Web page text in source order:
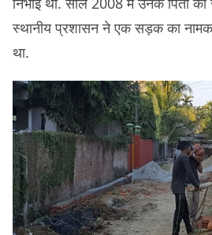
स्थानीय प्रशासन ने एक सड़क का
था.